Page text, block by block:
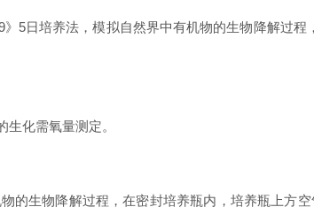
》5日培养法，模拟自然界中有机物的生物降解过
化需氧量测定。
的生物降解过程，在密封培养瓶内，培养瓶上方